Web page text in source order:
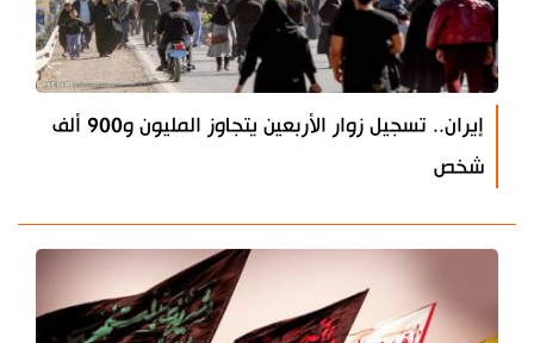
إيران.. تسجيل زوار الأربعين يتجاوز المليون و900 ألف
شخص